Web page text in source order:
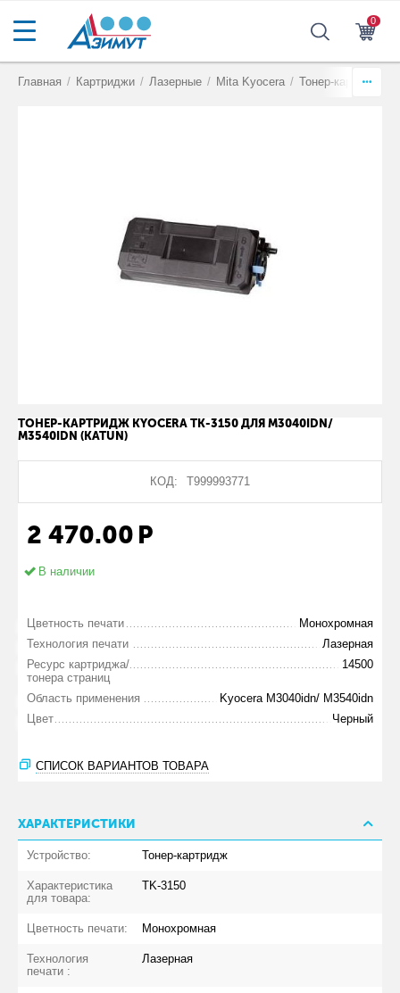
0
Главная / Картриджи / Лазерные / Mita Kyocera / Тонер-картриджи
ТОНЕР-КАРТРИДЖ KYOCERA TK-3150 ДЛЯ M3040IDN/
M3540IDN (KATUN)
КОД: Т999993771
2 470.00 Р
В наличии
Цветность печати
Монохромная
Технология печати
Лазерная
Ресурс картриджа/
тонера страниц
14500
Область применения
Kyocera M3040idn/ M3540idn
Цвет
Черный
СПИСОК ВАРИАНТОВ ТОВАРА
ХАРАКТЕРИСТИКИ
Устройство: Тонер-картридж
Характеристика
для товара:
TK-3150
Цветность печати: Монохромная
Технология
печати :
Лазерная